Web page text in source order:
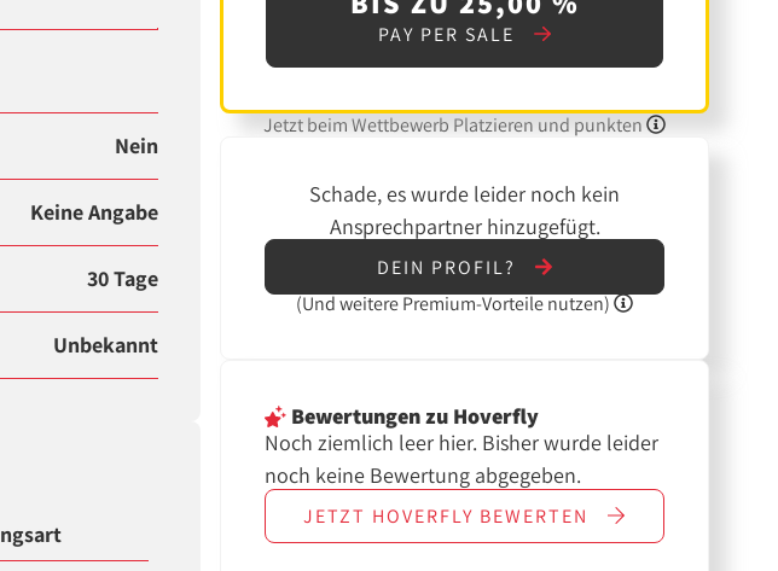
Nein
Keine Angabe
30 Tage
Unbekannt
PAY PER SALE
Jetzt beim Wettbewerb Platzieren und punkten
Schade, es wurde leider noch kein
Ansprechpartner hinzugefügt.
DEIN PROFIL?
(UndweiterePremium-Vorteile nutzen)
Bewertungenzu Hoverfly
Noch ziemlich leer hier. Bisher wurde leider
noch keine Bewertung abgegeben.
JETZT HOVERFLY BEWERTEN